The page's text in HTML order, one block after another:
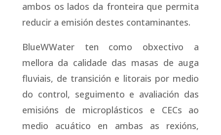
ambos os lados da fronteira que permita
reducir a emisión destes contaminantes.
BlueWWater ten como obxectivo a
mellora da calidade das masas de auga
fluviais, de transición e litorais por medio
do control, seguimento e avaliación das
emisións de microplásticos e CECs ao
medio acuático en ambas as rexións,